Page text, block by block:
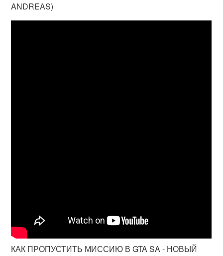
ANDREAS)
КАК ПРОПУСТИТЬ МИССИЮ В GTA SA - НОВЫЙ